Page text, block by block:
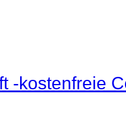
-kostenfreie